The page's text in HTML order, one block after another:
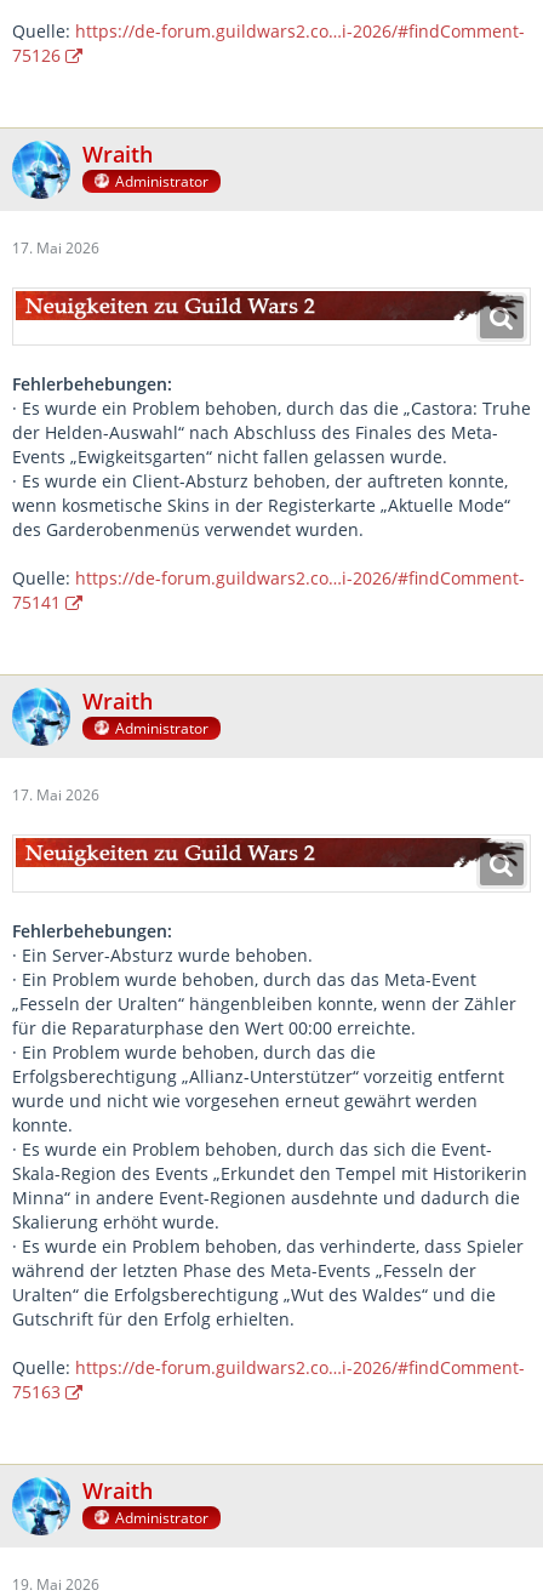
Quelle: https://de-forum.guildwars2.co…i-2026/#findComment-
75126
Wraith
Administrator
17. Mai 2026
Fehlerbehebungen:
· Es wurde ein Problem behoben, durch das die „Castora: Truhe
der Helden-Auswahl“ nach Abschluss des Finales des Meta-
Events „Ewigkeitsgarten“ nicht fallen gelassen wurde.
· Es wurde ein Client-Absturz behoben, der auftreten konnte,
wenn kosmetische Skins in der Registerkarte „Aktuelle Mode“
des Garderobenmenüs verwendet wurden.
Quelle: https://de-forum.guildwars2.co…i-2026/#findComment-
75141
Wraith
Administrator
17. Mai 2026
Fehlerbehebungen:
· Ein Server-Absturz wurde behoben.
· Ein Problem wurde behoben, durch das das Meta-Event
„Fesseln der Uralten“ hängenbleiben konnte, wenn der Zähler
für die Reparaturphase den Wert 00:00 erreichte.
· Ein Problem wurde behoben, durch das die
Erfolgsberechtigung „Allianz-Unterstützer“ vorzeitig entfernt
wurde und nicht wie vorgesehen erneut gewährt werden
konnte.
· Es wurde ein Problem behoben, durch das sich die Event-
Skala-Region des Events „Erkundet den Tempel mit Historikerin
Minna“ in andere Event-Regionen ausdehnte und dadurch die
Skalierung erhöht wurde.
· Es wurde ein Problem behoben, das verhinderte, dass Spieler
während der letzten Phase des Meta-Events „Fesseln der
Uralten“ die Erfolgsberechtigung „Wut des Waldes“ und die
Gutschrift für den Erfolg erhielten.
Quelle: https://de-forum.guildwars2.co…i-2026/#findComment-
75163
Wraith
Administrator
19. Mai 2026